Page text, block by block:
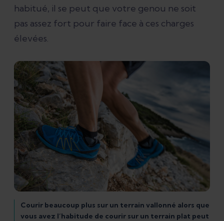
habitué, il se peut que votre genou ne soit
pas assez fort pour faire face à ces charges
élevées.
Courir beaucoup plus sur un terrain vallonné alors que
vous avez l’habitude de courir sur un terrain plat peut